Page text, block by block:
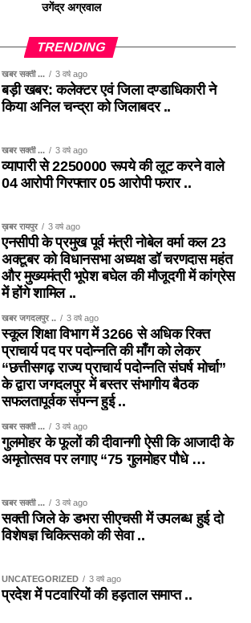
उगेंद्र अग्रवाल
TRENDING
खबर सक्ती ... 3 वर्ष ago
बड़ी खबर: कलेक्टर एवं जिला दण्डाधिकारी ने
किया अनिल चन्द्रा को जिलाबदर ..
खबर सक्ती ... 3 वर्ष ago
व्यापारी से 2250000 रूपये की लूट करने वाले
04 आरोपी गिरफ्तार 05 आरोपी फरार ..
ख़बर रायपुर 3 वर्ष ago
एनसीपी के प्रमुख पूर्व मंत्री नोबेल वर्मा कल 23
अक्टूबर को विधानसभा अध्यक्ष डॉ चरणदास महंत
और मुख्यमंत्री भूपेश बघेल की मौजूदगी में कांग्रेस
में होंगे शामिल ..
खबर जगदलपुर .. 3 वर्ष ago
स्कूल शिक्षा विभाग में 3266 से अधिक रिक्त
प्राचार्य पद पर पदोन्नति की माँग को लेकर
“छत्तीसगढ़ राज्य प्राचार्य पदोन्नति संघर्ष मोर्चा”
के द्वारा जगदलपुर में बस्तर संभागीय बैठक
सफलतापूर्वक संपन्न हुई ..
खबर सक्ती ... 3 वर्ष ago
गुलमोहर के फूलों की दीवानगी ऐसी कि आजादी के
अमृतोत्सव पर लगाए “75 गुलमोहर पौधे …
खबर सक्ती ... 3 वर्ष ago
सक्ती जिले के डभरा सीएचसी में उपलब्ध हुई दो
विशेषज्ञ चिकित्सको की सेवा ..
UNCATEGORIZED 3 वर्ष ago
प्रदेश में पटवारियों की हड़ताल समाप्त ..